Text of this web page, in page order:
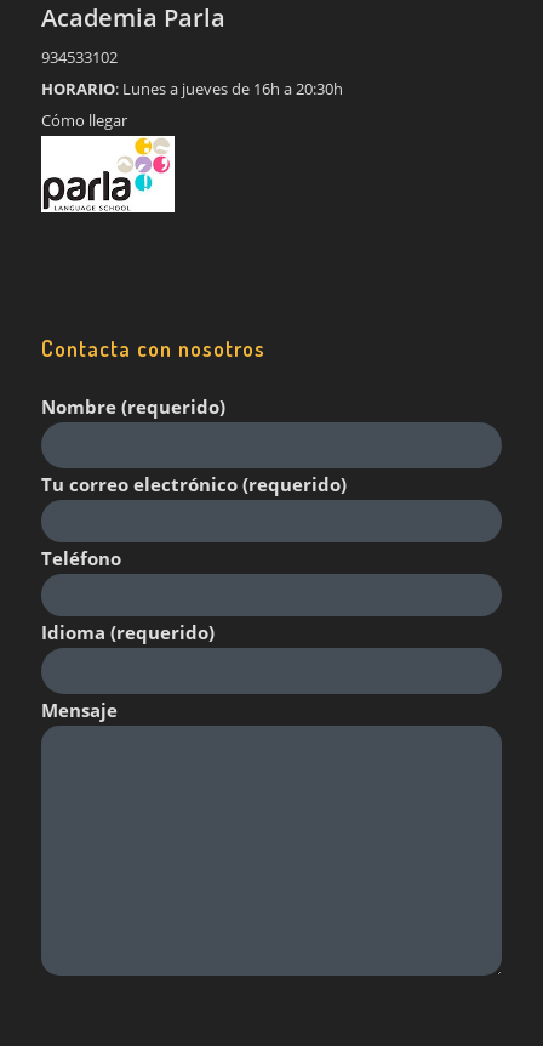
Academia Parla
934533102
HORARIO: Lunes a jueves de 16h a 20:30h
Cómo llegar
Contacta con nosotros
Nombre (requerido)
Tu correo electrónico (requerido)
Teléfono
Idioma (requerido)
Mensaje